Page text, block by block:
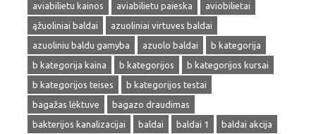
aviabilietu kainos
aviabilietu paieska
aviobilietai
ąžuoliniai baldai
azuoliniai virtuves baldai
azuoliniu baldu gamyba
azuolo baldai
b kategorija
b kategorija kaina
b kategorijos
b kategorijos kursai
b kategorijos teises
b kategorijos testai
bagažas lėktuve
bagazo draudimas
bakterijos kanalizacijai
baldai baldai 1
baldai akcija